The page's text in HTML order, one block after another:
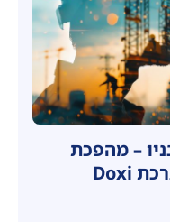
– מהפכת
חתימות דיגיטליות עם מערכת Doxi